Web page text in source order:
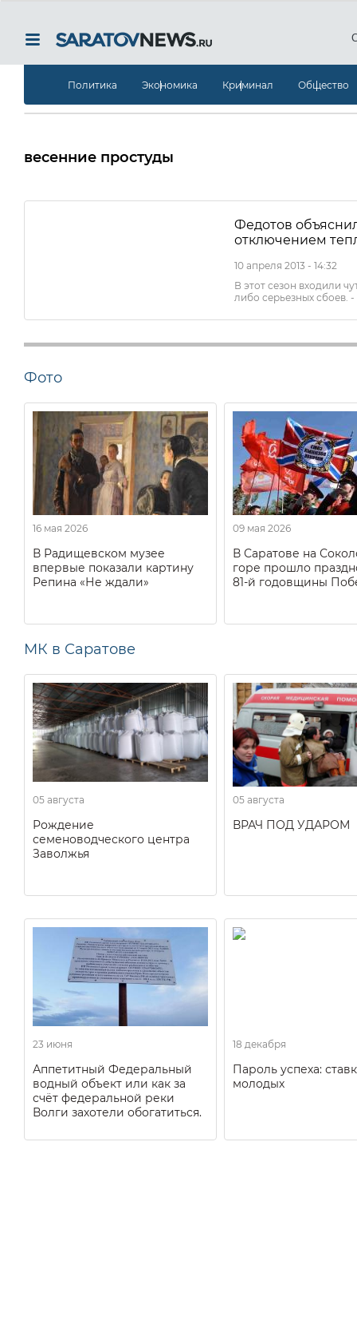
Политика Экономика Криминал Общество
весенние простуды
Федотов
отключением
10 апреля 2013 - 14:32
В этот сезон входили
либо серьезных сбоев.
Фото
16 мая 2026
В Радищевском музее
впервые показали картину
Репина «Не ждали»
09 мая 2026
В Саратове на
горе прошло
81-й годовщины
МК в Саратове
05 августа
Рождение
семеноводческого центра
Заволжья
05 августа
ВРАЧ ПОД УДАРОМ
23 июня
Аппетитный Федеральный
водный объект или как за
счёт федеральной реки
Волги захотели обогатиться.
18 декабря
Пароль успеха:
молодых